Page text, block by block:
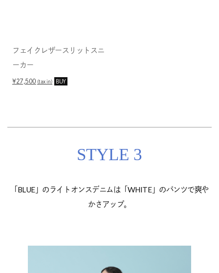
フェイクレザースリットスニ
ーカー
¥27,500 (tax in) BUY
STYLE 3
「BLUE」のライトオンスデニムは「WHITE」のパンツで爽や
かさアップ。